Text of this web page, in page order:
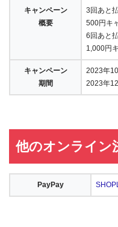
キャンペーン
概要
3回あと
500円キ
6回あと
1,000円
キャンペーン
期間
2023年
2023年
他のオンライン
PayPay